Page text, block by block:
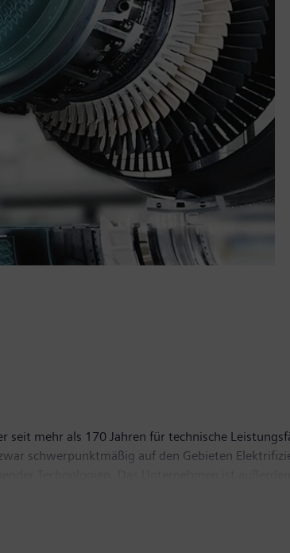
mehr als 170 Jahren für technische
schwerpunktmäßig auf den Gebieten
sowie bei Automatisierungs-, Antriebs-